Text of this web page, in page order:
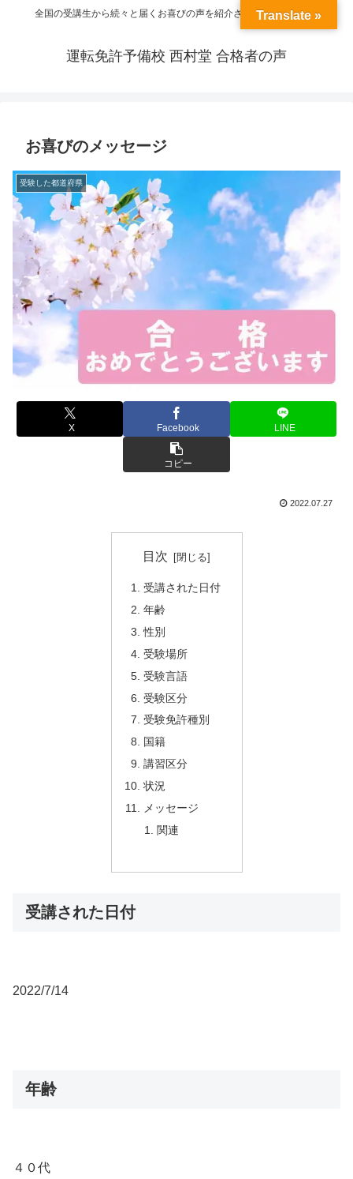
全国の受講生から続々と届くお喜びの声を紹介させていただきます
運転免許予備校 西村堂 合格者の声
お喜びのメッセージ
受験した都道府県
X Facebook LINE
コピー
2022.07.27
目次
受講された日付
年齢
性別
受験場所
受験言語
受験区分
受験免許種別
国籍
講習区分
状況
メッセージ
関連
受講された日付
2022/7/14
年齢
４０代
Translate »